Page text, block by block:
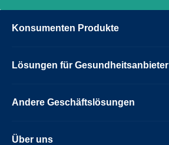
wird.
Konsumenten Produkte
Lösungen für Gesundheitsanbieter
Andere Geschäftslösungen
Über uns